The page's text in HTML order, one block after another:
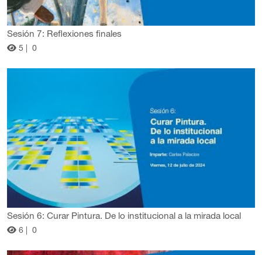
Sesión 7: Reflexiones finales
5 | 0
Sesión 6: Curar Pintura. De lo institucional a la mirada local
6 | 0